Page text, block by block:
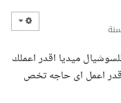
ميديا اقدر اعملك
اعمل اى حاجه تخص